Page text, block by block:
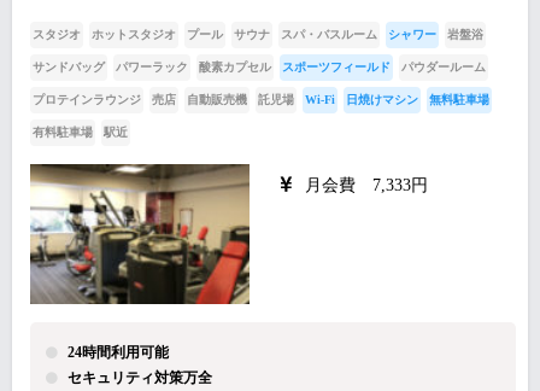
スタジオ ホットスタジオ プール サウナ スパ・バスルーム シャワー 岩盤浴
サンドバッグ パワーラック 酸素カプセル スポーツフィールド パウダールーム
プロテインラウンジ 売店 自動販売機 託児場 Wi-Fi 日焼けマシン 無料駐車場
有料駐車場 駅近
月会費 7,333円
24時間利用可能
セキュリティ対策万全